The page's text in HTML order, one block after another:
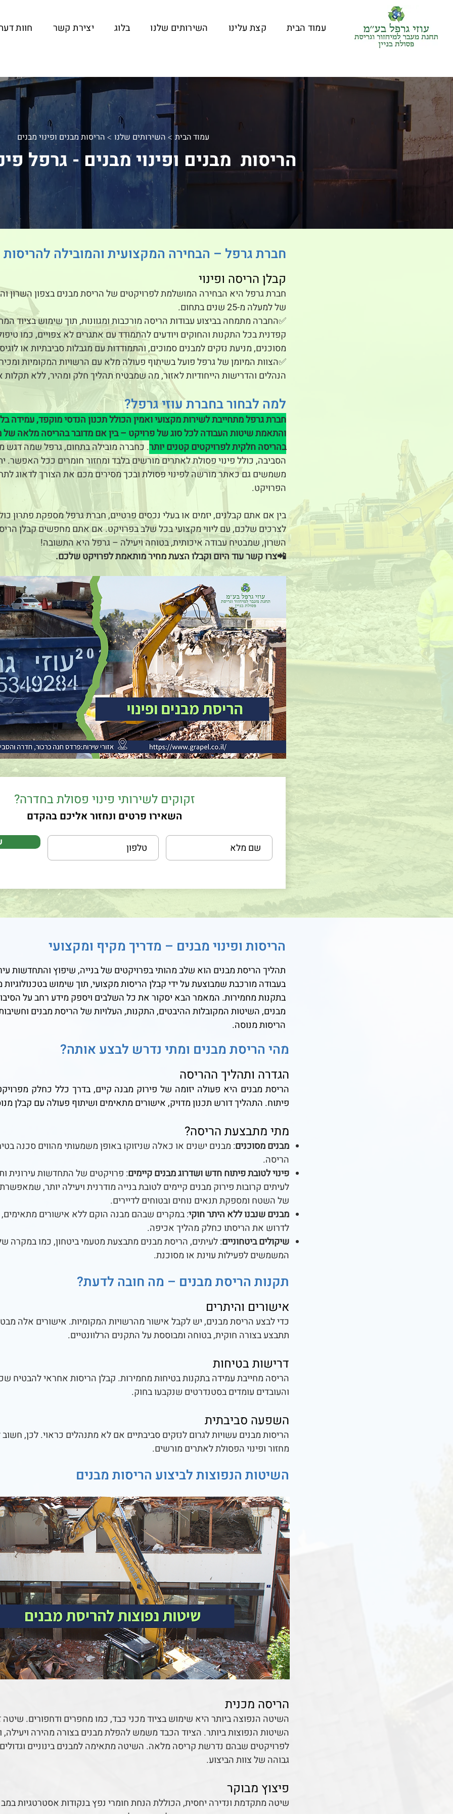
עמוד הבית קצת עלינו השירותים שלנו בלוג יצירת קשר חוות
עמוד הבית > השירותים שלנו > הריסות מבנים ופינוי מבנים
הריסות מבנים ופינוי מבנים - גרפל
חברת גרפל – הבחירה המקצועית והמובילה להריסות
קבלן הריסה ופינוי
חברת גרפל היא הבחירה המושלמת לפרויקטים של הריסת מבנים בצפון השרון
של למעלה מ-25 שנים בתחום.
✅החברה מתמחה בביצוע עבודות הריסה מורכבות ומגוונות, תוך שימוש בציוד
קפדנית בכל התקנות והחוקים ויודעים להתמודד עם אתגרים לא צפויים, כמו
מסוכנים, מניעת נזקים למבנים סמוכים, והתמודדות עם מגבלות סביבתיות או
✅הצוות המיומן של גרפל פועל בשיתוף פעולה מלא עם הרשויות המקומיות
הנהלים והדרישות הייחודיות לאזור, מה שמבטיח תהליך חלק ומהיר, ללא תקלות
למה לבחור בחברת עוזי גרפל?
חברת גרפל מתחייבת לשירות מקצועי ואמין הכולל תכנון הנדסי מוקפד, עמידה
והתאמת שיטות העבודה לכל סוג של פרויקט – בין אם מדובר בהריסה מלאה של
בהריסה חלקית לפרויקטים קטנים יותר. כחברה מובילה בתחום, גרפל שמה דגש
הסביבה, כולל פינוי פסולת לאתרים מורשים בלבד ומחזור חומרים ככל האפשר.
משמשים גם כאתר מורשה לפינוי פסולת ובכך מסירים מכם את הצורך לדאוג
הפרויקט.
בין אם אתם קבלנים, יזמים או בעלי נכסים פרטיים, חברת גרפל מספקת פתרון
לצרכים שלכם, עם ליווי מקצועי בכל שלב בפרויקט. אם אתם מחפשים קבלן
השרון, שמבטיח עבודה איכותית, בטוחה ויעילה – גרפל היא התשובה!
📲צרו קשר עוד היום וקבלו הצעת מחיר מותאמת לפרויקט שלכם.
זקוקים לשירותי פינוי פסולת בחדרה?
השאירו פרטים ונחזור אליכם בהקדם
הריסות ופינוי מבנים – מדריך מקיף ומקצועי
תהליך הריסת מבנים הוא שלב מהותי בפרויקטים של בנייה, שיפוץ והתחדשות
בעבודה מורכבת שמבוצעת על ידי קבלן הריסות מקצועי, תוך שימוש
בתקנות מחמירות. המאמר הבא יסקור את כל השלבים ויספק מידע רחב על
מבנים, השיטות המקובלות ההיבטים, התקנות, העלויות של הריסת מבנים
הריסות מנוסה.
מהי הריסת מבנים ומתי נדרש לבצע אותה?
הגדרה ותהליך ההריסה
הריסת מבנים היא פעולה יזומה של פירוק מבנה קיים, בדרך כלל כחלק
פיתוח. התהליך דורש תכנון מדויק, אישורים מתאימים ושיתוף פעולה עם קבלן
מתי מתבצעת הריסה?
מבנים מסוכנים: מבנים ישנים או כאלה שניזוקו באופן משמעותי מהווים סכנה
הריסה.
פינוי לטובת פיתוח חדש ושדרוג מבנים קיימים: פרויקטים של התחדשות עירונית
לעיתים קרובות פירוק מבנים קיימים לטובת בנייה מודרנית ויעילה יותר, שמאפשרת
של השטח ומספקת תנאים נוחים ובטוחים לדיירים.
מבנים שנבנו ללא היתר חוקי: במקרים שבהם מבנה הוקם ללא אישורים מתאימים,
לדרוש את הריסתו כחלק מהליך אכיפה.
שיקולים ביטחוניים: לעיתים, הריסת מבנים מתבצעת מטעמי ביטחון, כמו במקרה
המשמשים לפעילות עוינת או מסוכנת.
תקנות הריסת מבנים – מה חובה לדעת?
אישורים והיתרים
כדי לבצע הריסת מבנים, יש לקבל אישור מהרשויות המקומיות. אישורים אלה
תתבצע בצורה חוקית, בטוחה ומבוססת על התקנים הרלוונטיים.
דרישות בטיחות
הריסה מחייבת עמידה בתקנות בטיחות מחמירות. קבלן הריסות אחראי להבטיח
והעובדים עומדים בסטנדרטים שנקבעו בחוק.
השפעה סביבתית
הריסות מבנים עשויות לגרום לנזקים סביבתיים אם לא מתנהלים כראוי. לכן, חשוב
מחזור ופינוי הפסולת לאתרים מורשים.
השיטות הנפוצות לביצוע הריסות מבנים
הריסה מכנית
השיטה הנפוצה ביותר היא שימוש בציוד מכני כבד, כמו מחפרים ודחפורים.
השיטות הנפוצות ביותר. הציוד הכבד משמש להפלת מבנים בצורה מהירה ויעילה,
לפרויקטים שבהם נדרשת קריסה מלאה. השיטה מתאימה למבנים בינוניים
גבוהה של צוות הביצוע.
פיצוץ מבוקר
שיטה מתקדמת ונדירה יחסית, הכוללת הנחת חומרי נפץ בנקודות אסטרטגיות